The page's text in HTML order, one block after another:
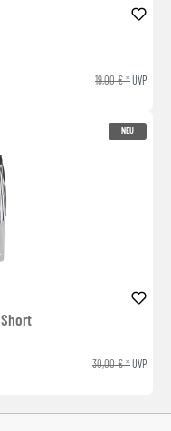
19,00 € *UVP
NEU
30,00 € *UVP